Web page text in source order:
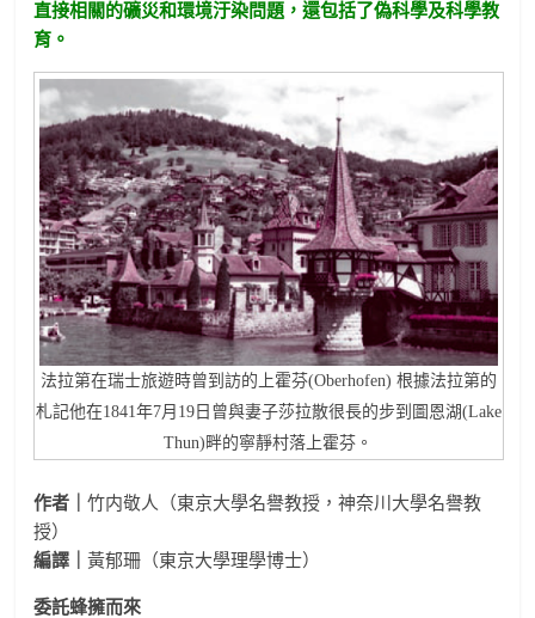
直接相關的礦災和環境汙染問題，還包括了偽科學及科學教
育。
法拉第在瑞士旅遊時曾到訪的上霍芬(Oberhofen) 根據法拉第的
札記他在1841年7月19日曾與妻子莎拉散很長的步到圖恩湖(Lake
Thun)畔的寧靜村落上霍芬。
作者｜竹内敬人（東京大學名譽教授，神奈川大學名譽教
授）
編譯｜黃郁珊（東京大學理學博士）
委託蜂擁而來